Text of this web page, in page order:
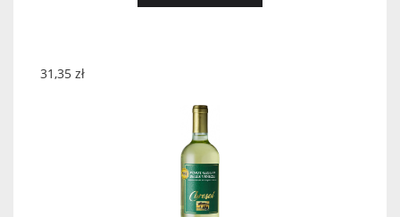
31,35 zł